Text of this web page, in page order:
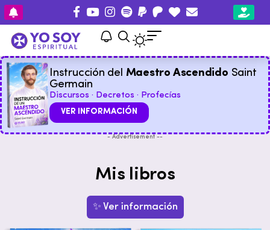
Instrucción del Maestro Ascendido Saint
Germain
Discursos · Decretos · Profecías
VER INFORMACIÓN
- Advertisement --
Mis libros
✨ Ver información